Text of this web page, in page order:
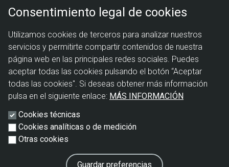
legal
Política de cookies
Aviso legal
Consentimiento legal de cookies
Utilizamos cookies de terceros para analizar nuestros
servicios y permitirte compartir contenidos de nuestra
página web en las principales redes sociales. Puedes
aceptar todas las cookies pulsando el botón “Aceptar
todas las cookies". Si deseas obtener más información
pulsa en el siguiente enlace: MÁS INFORMACIÓN
Cookies técnicas
Cookies analíticas o de medición
Otras cookies
Guardar preferencias